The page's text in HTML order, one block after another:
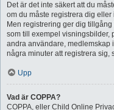
Det är det inte säkert att du
om du måste registrera dig
Men registrering ger dig
som till exempel visningsbilder,
andra användare, medlemskap
några minuter att registrera sig,
Upp
Vad är COPPA?
COPPA, eller Child Online